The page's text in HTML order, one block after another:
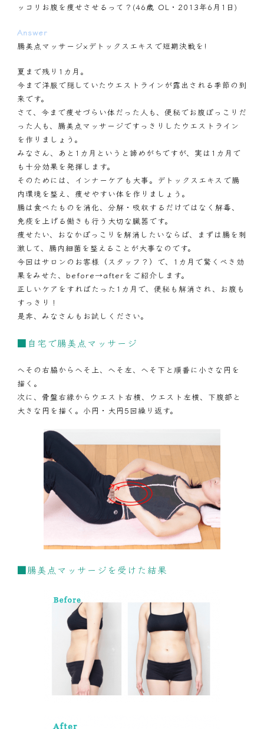
ッコリお腹を痩せさせるって？(46歳 OL・2013年6月1日)
Answer
腸美点マッサージ×デトックスエキスで短期決戦を!
夏まで残り1カ月。
今まで洋服で隠していたウエストラインが露出される季節の到
来です。
さて、今まで痩せづらい体だった人も、便秘でお腹ぽっこりだ
った人も、 腸美点マッサージですっきりしたウエストライン
を作りましょう。
みなさん、あと1カ月というと諦めがちですが、実は1カ月で
も十分効果を発揮します。
そのためには、インナーケアも大事。 デトックスエキス で腸
内環境を整え、痩せやすい体を作りましょう。
腸は食べたものを消化、分解・吸収するだけではなく解毒、
免疫を上げる働きも行う大切な臓器です。
痩せたい、おなかぽっこりを解消したいならば、まずは腸を刺
激して、腸内細菌を整えることが大事なのです。
今回はサロンのお客様（スタッフ？）で、1カ月で驚くべき効
果をみせた、before→afterをご紹介します。
正しいケアをすればたった1カ月で、便秘も解消され、お腹も
すっきり！
是非、みなさんもお試しください。
■自宅で腸美点マッサージ
へその右脇からへそ上、へそ左、へそ下と順番に小さな円を
描く。
次に、骨盤右縁からウエスト右横、ウエスト左横、下腹部と
大きな円を描く。小円・大円5回繰り返す。
■腸美点マッサージを受けた結果